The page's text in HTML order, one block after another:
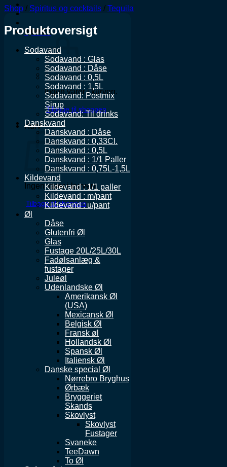
0,00 kr.
Ingen varer i kurven.
Tilbage til shoppen
Kurv
Ingen varer i kurven.
Tilbage til shoppen
Shop / Spiritus og cocktails / Tequila
Produktoversigt
Sodavand
Sodavand : Glas
Sodavand : Dåse
Sodavand : 0,5L
Sodavand : 1,5L
Sodavand: Postmix
Sirup
Sodavand: Til drinks
Danskvand
Danskvand : Dåse
Danskvand : 0,33Cl.
Danskvand : 0,5L
Danskvand : 1/1 Paller
Danskvand : 0,75L-1,5L
Kildevand
Kildevand : 1/1 paller
Kildevand : m/pant
Kildevand : u/pant
Øl
Dåse
Glutenfri Øl
Glas
Fustage 20L/25L/30L
Fadølsanlæg &
fustager
Juleøl
Udenlandske Øl
Amerikansk Øl
(USA)
Mexicansk Øl
Belgisk Øl
Fransk øl
Hollandsk Øl
Spansk Øl
Italiensk Øl
Danske special Øl
Nørrebro Bryghus
Ørbæk
Bryggeriet
Skands
Skovlyst
Skovlyst
Fustager
Svaneke
TeeDawn
To Øl